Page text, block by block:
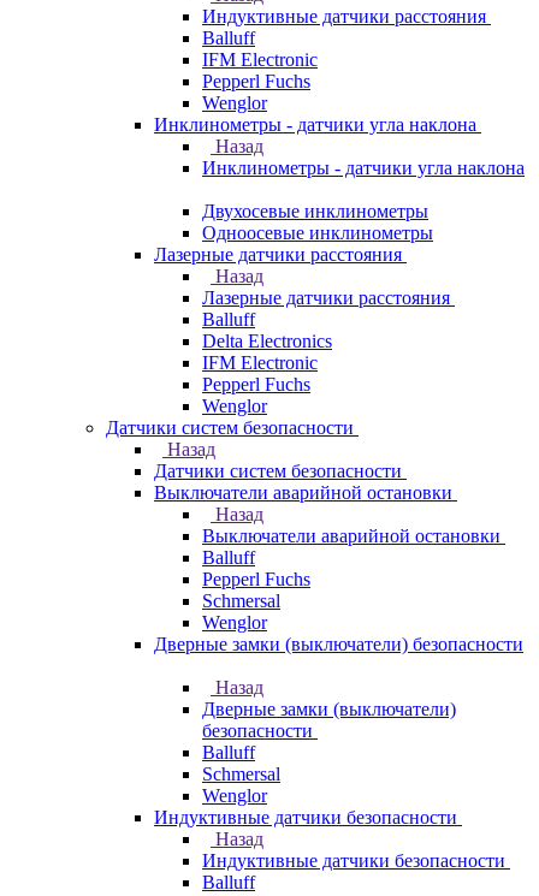
Индуктивные датчики расстояния
Balluff
IFM Electronic
Pepperl Fuchs
Wenglor
Инклинометры - датчики угла наклона
Назад
Инклинометры - датчики угла наклона
Двухосевые инклинометры
Одноосевые инклинометры
Лазерные датчики расстояния
Назад
Лазерные датчики расстояния
Balluff
Delta Electronics
IFM Electronic
Pepperl Fuchs
Wenglor
Датчики систем безопасности
Назад
Датчики систем безопасности
Выключатели аварийной остановки
Назад
Выключатели аварийной остановки
Balluff
Pepperl Fuchs
Schmersal
Wenglor
Дверные замки (выключатели) безопасности
Назад
Дверные замки (выключатели)
безопасности
Balluff
Schmersal
Wenglor
Индуктивные датчики безопасности
Назад
Индуктивные датчики безопасности
Balluff